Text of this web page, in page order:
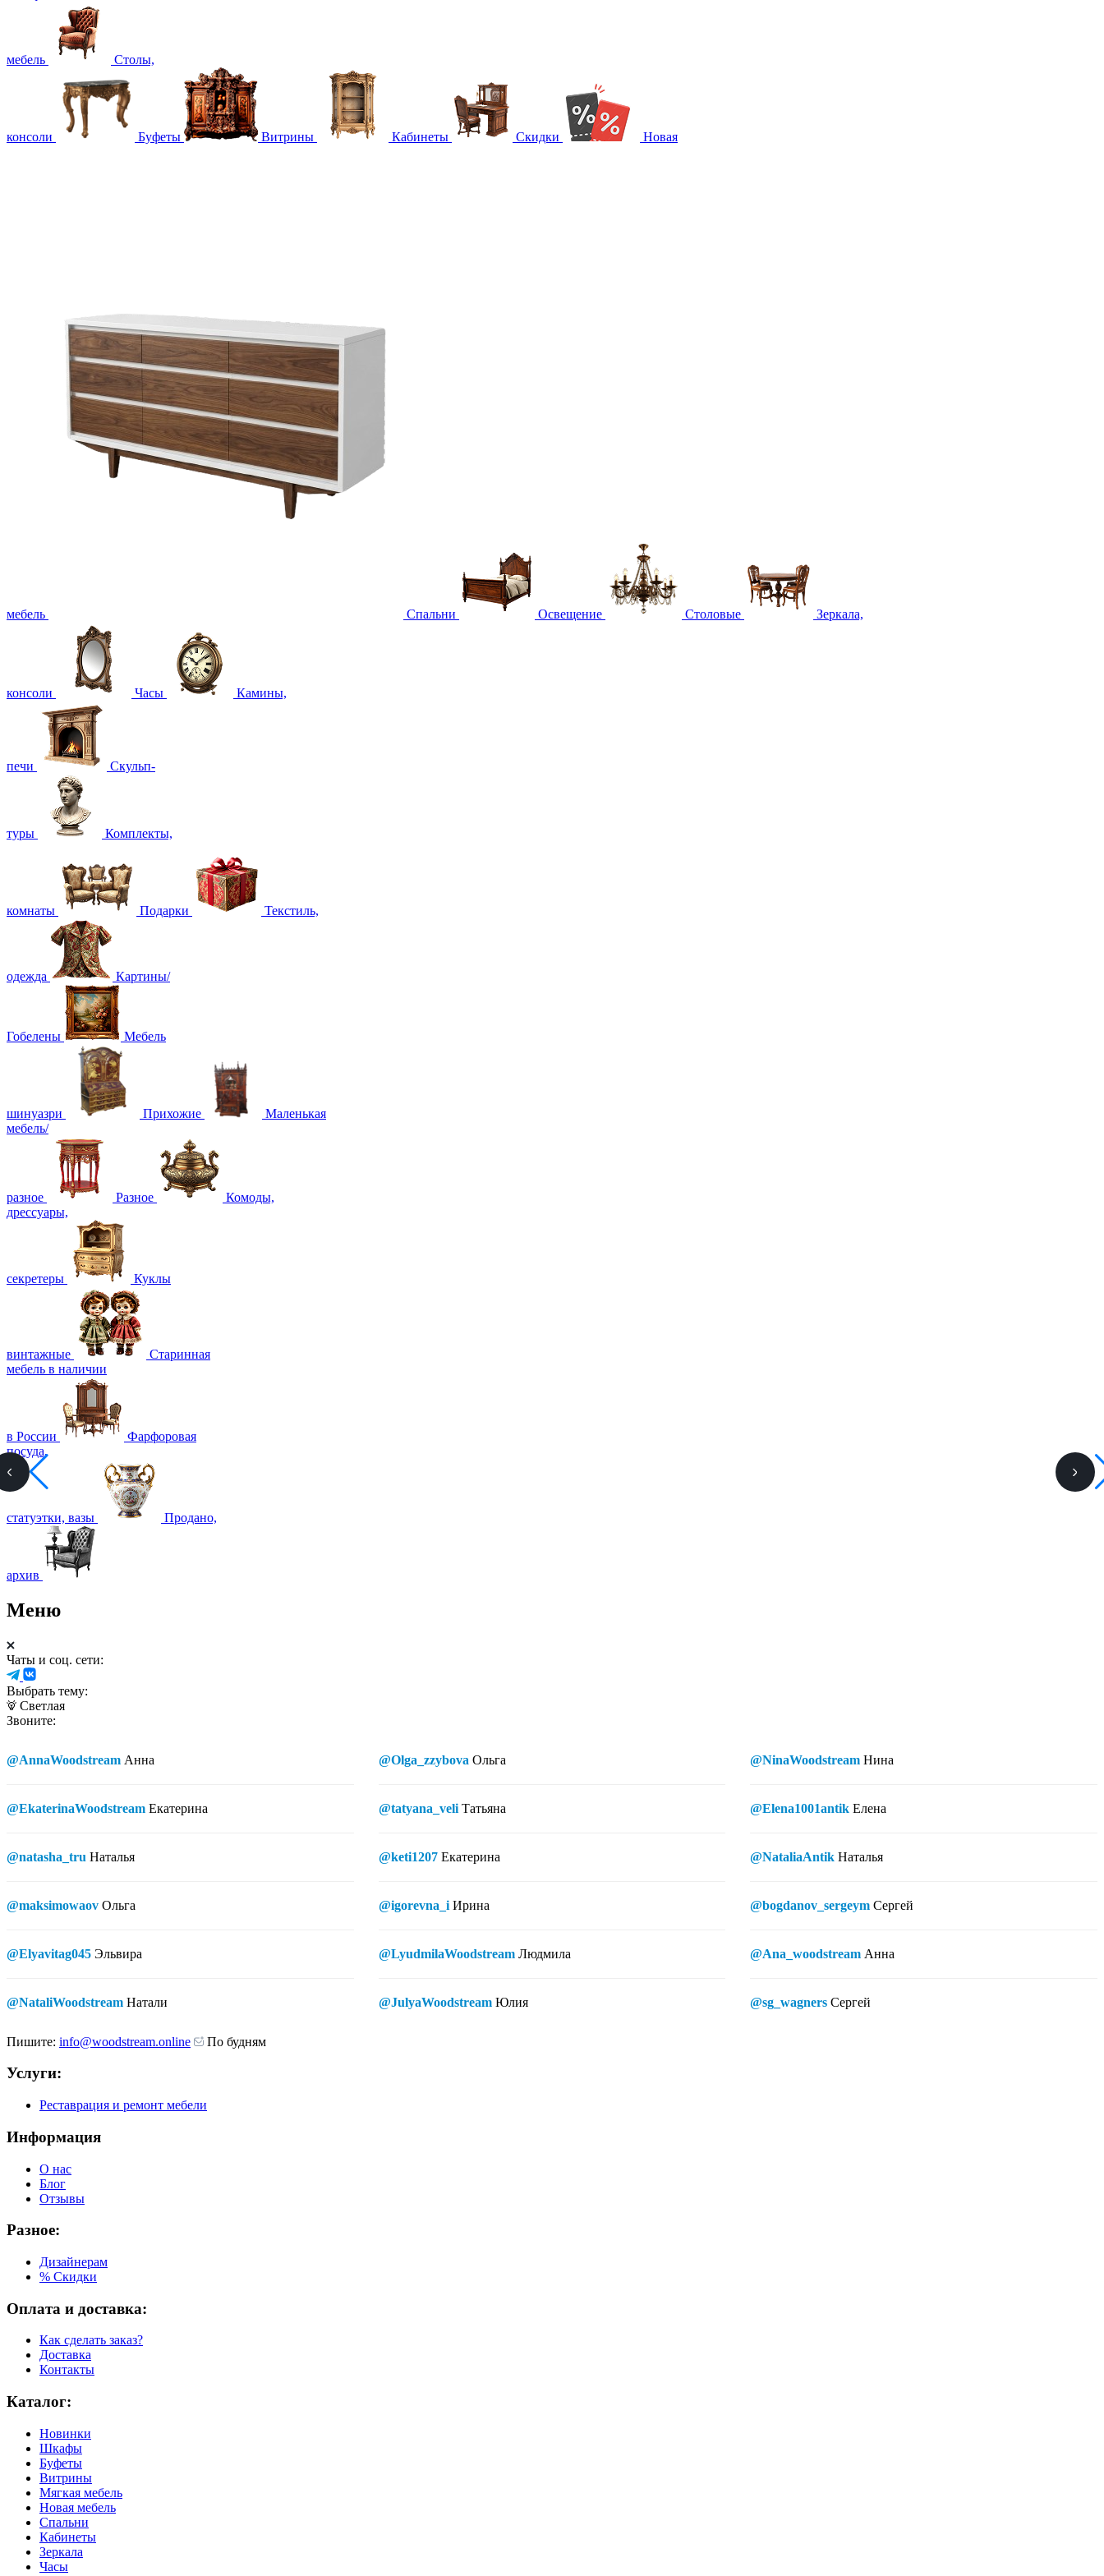
мебель Столы,
консоли Буфеты Витрины Кабинеты Скидки Новая
мебель Спальни Освещение Столовые Зеркала,
консоли Часы Камины,
печи Скульп-
туры Комплекты,
комнаты Подарки Текстиль,
одежда Картины/
Гобелены Мебель
шинуазри Прихожие
Маленькая
мебель/
разное Разное
Комоды,
дрессуары,
секретеры Куклы
винтажные
Старинная
мебель в наличии
в России
Фарфоровая
посуда,
статуэтки, вазы Продано,
архив
Меню
Чаты и соц. сети:
Выбрать тему:
Светлая
Звоните:
@AnnaWoodstream Анна
@EkaterinaWoodstream Екатерина
@natasha_tru Наталья
@maksimowaov Ольга
@Elyavitag045 Эльвира
@NataliWoodstream Натали
@Olga_zzybova Ольга
@tatyana_veli Татьяна
@keti1207 Екатерина
@igorevna_i Ирина
@LyudmilaWoodstream Людмила
@JulyaWoodstream Юлия
@NinaWoodstream Нина
@Elena1001antik Елена
@NataliaAntik Наталья
@bogdanov_sergeym Сергей
@Ana_woodstream Анна
@sg_wagners Сергей
Пишите: info@woodstream.online По будням
Услуги:
Реставрация и ремонт мебели
Информация
О нас
Блог
Отзывы
Разное:
Дизайнерам
% Скидки
Оплата и доставка:
Как сделать заказ?
Доставка
Контакты
Каталог:
Новинки
Шкафы
Буфеты
Витрины
Мягкая мебель
Новая мебель
Спальни
Кабинеты
Зеркала
Часы